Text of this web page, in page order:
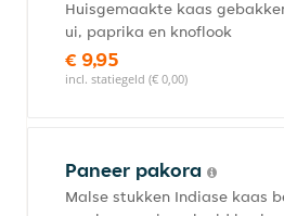
Huisgemaakte kaas
ui, paprika en knoflook
€ 9,95
incl. statiegeld (€ 0,00)
Paneer pakora
Malse stukken Indiase kaas